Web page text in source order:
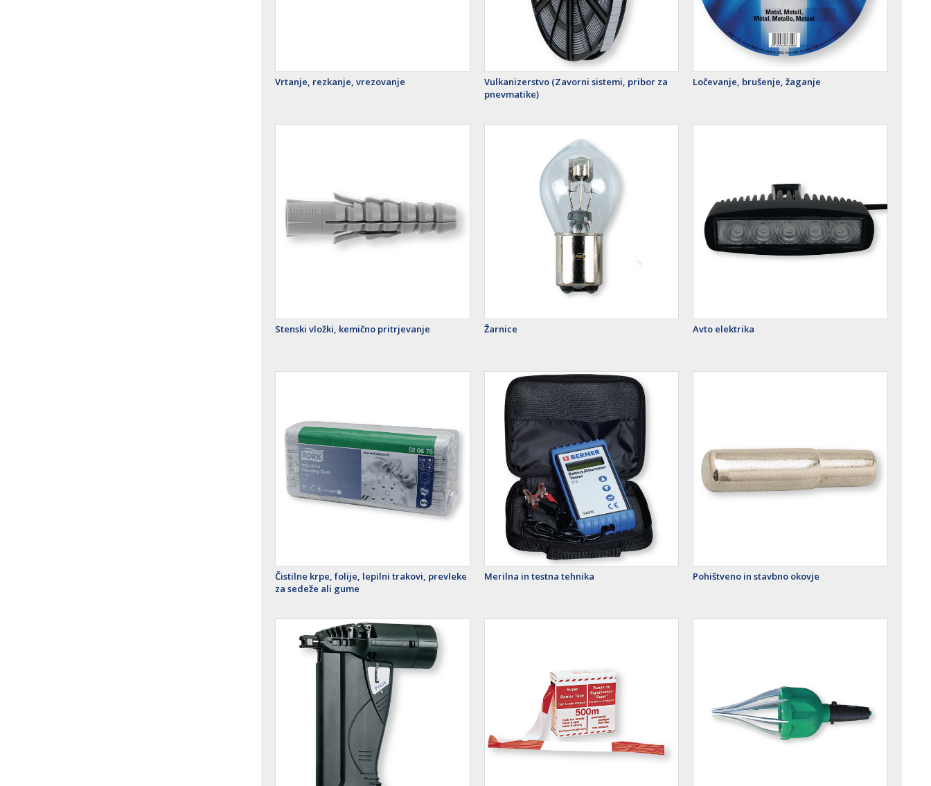
Vrtanje, rezkanje, vrezovanje
Vulkanizerstvo (Zavorni sistemi, pribor za
pnevmatike)
Ločevanje, brušenje, žaganje
Stenski vložki, kemično pritrjevanje Žarnice Avto elektrika
Čistilne krpe, folije, lepilni trakovi, prevleke
za sedeže ali gume
Merilna in testna tehnika Pohištveno in stavbno okovje